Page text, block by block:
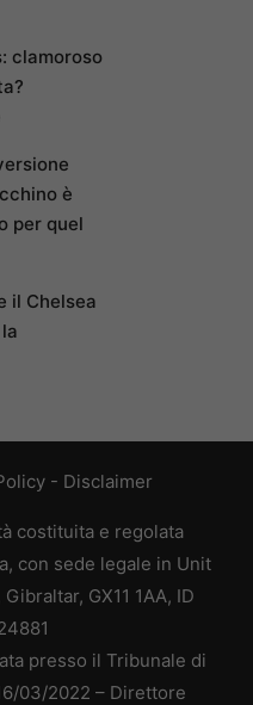
clamoroso
è
per quel
il Chelsea
- Disclaimer
costituita e regolata
con sede legale in Unit
GX11 1AA, ID
presso il Tribunale di
03/2022 – Direttore